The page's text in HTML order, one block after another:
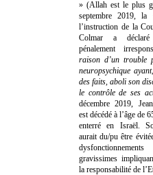
» (Allah est le plus
septembre 2019, la
l’instruction de la
Colmar a déclaré
pénalement
raison d’un trouble
neuropsychique
des faits, aboli son
le contrôle de ses
décembre 2019,
est décédé à l’âge de
enterré en Israël.
aurait du/pu être
gravissimes
la responsabilité de